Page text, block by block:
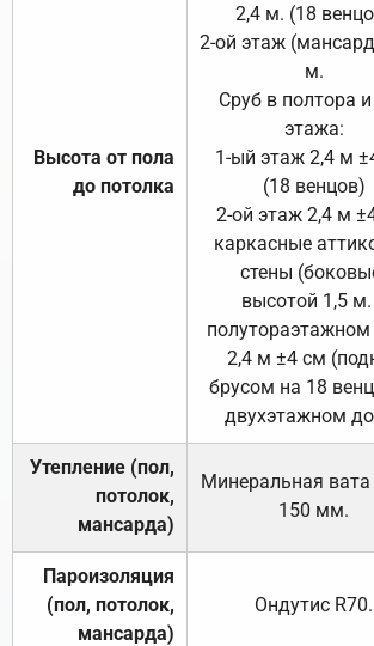
Высота от пола
до потолка
2,4 м. (18
2-ой этаж
м.
Сруб в полтора
этажа:
1-ый этаж 2,4 м
(18 венцов)
2-ой этаж 2,4 м
каркасные
стены
высотой 1,5
2,4 м ±4 см
брусом на 18
двухэтажном
Утепление (пол,
потолок,
мансарда)
Минеральная вата
150 мм.
Пароизоляция
(пол, потолок,
мансарда)
Ондутис R70.